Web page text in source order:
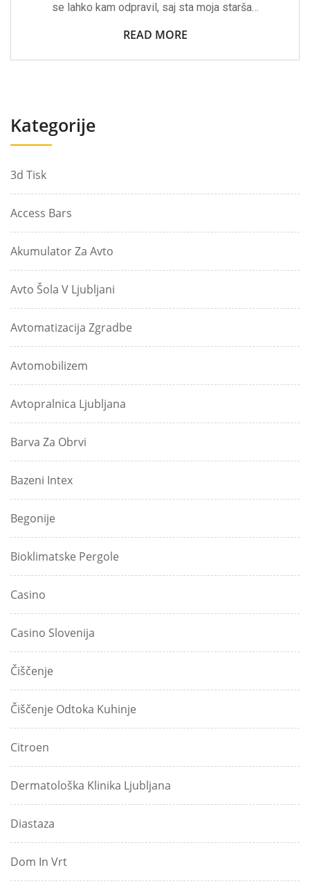
se lahko kam odpravil, saj sta moja starša…
READ MORE
Kategorije
3d Tisk
Access Bars
Akumulator Za Avto
Avto Šola V Ljubljani
Avtomatizacija Zgradbe
Avtomobilizem
Avtopralnica Ljubljana
Barva Za Obrvi
Bazeni Intex
Begonije
Bioklimatske Pergole
Casino
Casino Slovenija
Čiščenje
Čiščenje Odtoka Kuhinje
Citroen
Dermatološka Klinika Ljubljana
Diastaza
Dom In Vrt